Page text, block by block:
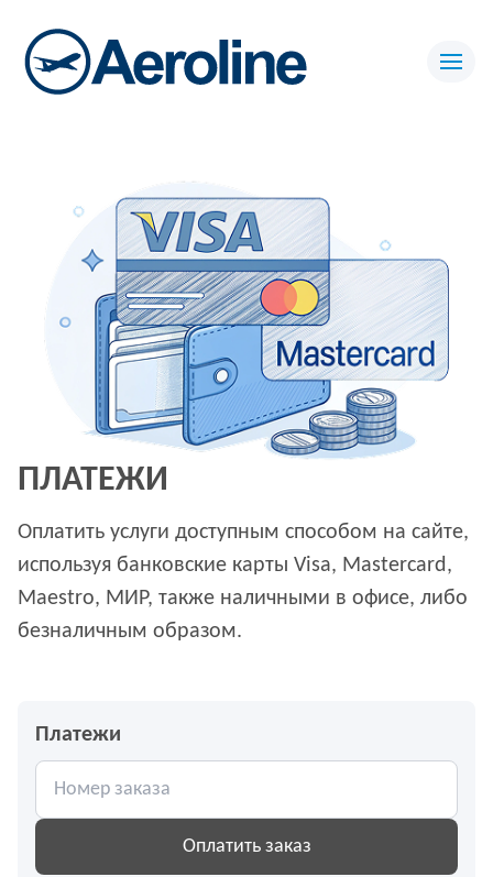
ПЛАТЕЖИ
Оплатить услуги доступным способом на сайте,
используя банковские карты Visa, Mastercard,
Maestro, МИР, также наличными в офисе, либо
безналичным образом.
Платежи
Оплатить заказ